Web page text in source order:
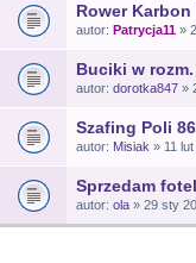
Rower Karbon
autor: Patrycja11 »
Buciki w
autor: dorotka847 »
Szafing Poli
autor: Misiak » 11
Sprzedam
autor: ola » 29 sty